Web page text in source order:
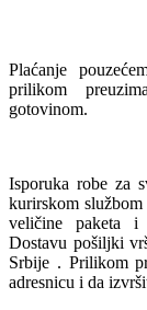
Plaćanje
prilikom
gotovinom.
Isporuka robe za
kurirskom
veličine paketa i
Dostavu pošiljki
Srbije . Prilikom
adresnicu i da